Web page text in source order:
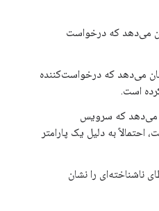
می‌دهد که درخواست
می‌دهد که درخواست‌کننده
است.
می‌دهد که سرویس
به دلیل یک پارامتر
ناشناخته‌ای را نشان